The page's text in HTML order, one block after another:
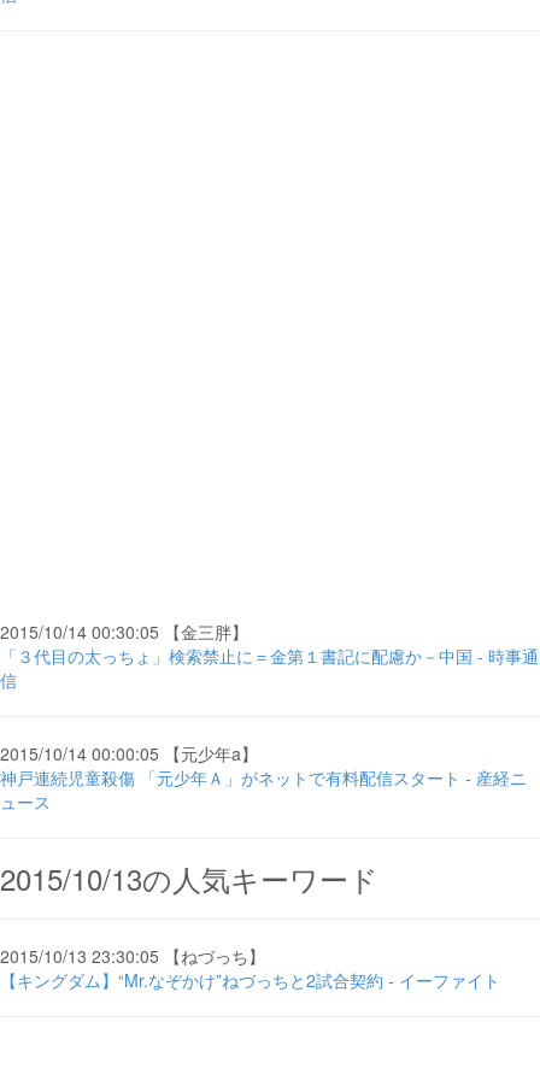
2015/10/14 00:30:05 【金三胖】
「３代目の太っちょ」検索禁止に＝金第１書記に配慮か－中国 - 時事通
信
2015/10/14 00:00:05 【元少年a】
神戸連続児童殺傷 「元少年Ａ」がネットで有料配信スタート - 産経ニ
ュース
2015/10/13の人気キーワード
2015/10/13 23:30:05 【ねづっち】
【キングダム】“Mr.なぞかけ”ねづっちと2試合契約 - イーファイト